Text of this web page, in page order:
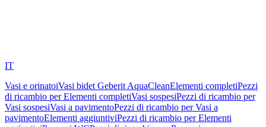
IT
Vasi e orinatoiVasi bidet Geberit AquaCleanElementi completiPezzi
di ricambio per Elementi completiVasi sospesiPezzi di ricambio per
Vasi sospesiVasi a pavimentoPezzi di ricambio per Vasi a
pavimentoElementi aggiuntiviPezzi di ricambio per Elementi